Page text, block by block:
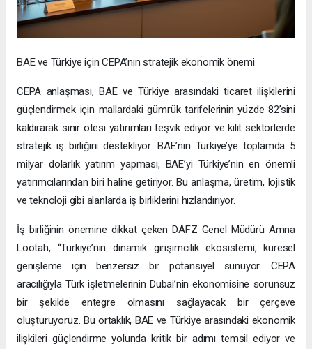
BAE ve Türkiye için CEPA’nın stratejik ekonomik önemi
CEPA anlaşması, BAE ve Türkiye arasındaki ticaret ilişkilerini
güçlendirmek için mallardaki gümrük tarifelerinin yüzde 82’sini
kaldırarak sınır ötesi yatırımları teşvik ediyor ve kilit sektörlerde
stratejik iş birliğini destekliyor. BAE’nin Türkiye’ye toplamda 5
milyar dolarlık yatırım yapması, BAE’yi Türkiye’nin en önemli
yatırımcılarından biri haline getiriyor. Bu anlaşma, üretim, lojistik
ve teknoloji gibi alanlarda iş birliklerini hızlandırıyor.
İş birliğinin önemine dikkat çeken DAFZ Genel Müdürü Amna
Lootah, “Türkiye’nin dinamik girişimcilik ekosistemi, küresel
genişleme için benzersiz bir potansiyel sunuyor. CEPA
aracılığıyla Türk işletmelerinin Dubai’nin ekonomisine sorunsuz
bir şekilde entegre olmasını sağlayacak bir çerçeve
oluşturuyoruz. Bu ortaklık, BAE ve Türkiye arasındaki ekonomik
ilişkileri güçlendirme yolunda kritik bir adımı temsil ediyor ve